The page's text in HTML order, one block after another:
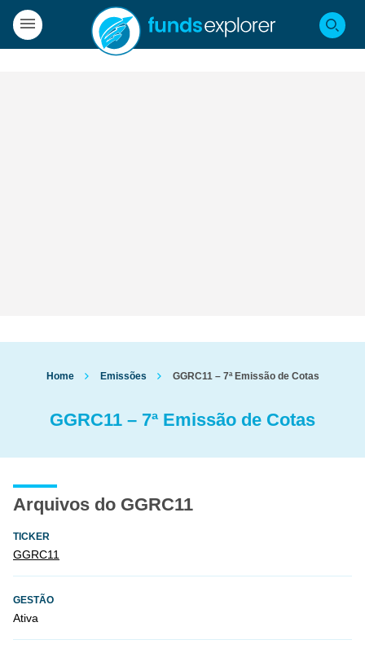
Home Emissões GGRC11 – 7ª Emissão de Cotas
GGRC11 – 7ª Emissão de Cotas
Arquivos do GGRC11
TICKER
GGRC11
GESTÃO
Ativa